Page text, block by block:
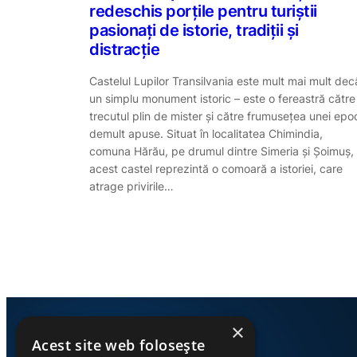
redeschis porțile pentru turiștii
pasionați de istorie, tradiții și
distracție
Castelul Lupilor Transilvania este mult mai mult
un simplu monument istoric – este o fereastră către
trecutul plin de mister și către frumusețea unei
demult apuse. Situat în localitatea Chimindia,
comuna Hărău, pe drumul dintre Simeria și Șoimuș,
acest castel reprezintă o comoară a istoriei, care
atrage privirile…
×
Acest site web folosește